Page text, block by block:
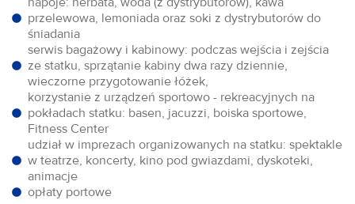
przelewowa, lemoniada oraz soki z dystrybutorów do
śniadania
serwis bagażowy i kabinowy: podczas wejścia i zejścia
ze statku, sprzątanie kabiny dwa razy dziennie,
wieczorne przygotowanie łóżek,
korzystanie z urządzeń sportowo - rekreacyjnych na
pokładach statku: basen, jacuzzi, boiska sportowe,
Fitness Center
udział w imprezach organizowanych na statku: spektakle
w teatrze, koncerty, kino pod gwiazdami, dyskoteki,
animacje
opłaty portowe